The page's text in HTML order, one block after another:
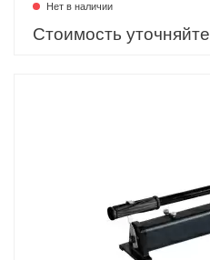
Нет в наличии
Стоимость уточняйте